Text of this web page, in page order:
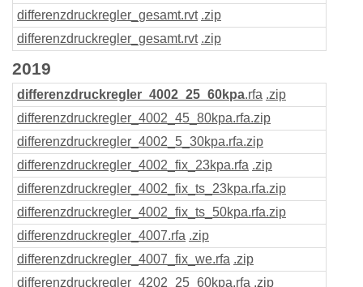
differenzdruckregler_gesamt.rvt .zip
differenzdruckregler_gesamt.rvt .zip
2019
differenzdruckregler_4002_25_60kpa.rfa .zip
differenzdruckregler_4002_45_80kpa.rfa.zip
differenzdruckregler_4002_5_30kpa.rfa.zip
differenzdruckregler_4002_fix_23kpa.rfa .zip
differenzdruckregler_4002_fix_ts_23kpa.rfa.zip
differenzdruckregler_4002_fix_ts_50kpa.rfa.zip
differenzdruckregler_4007.rfa .zip
differenzdruckregler_4007_fix_we.rfa .zip
differenzdruckregler_4202_25_60kpa.rfa .zip